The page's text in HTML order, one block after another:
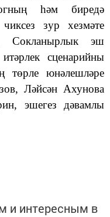
һәм биредә
зур хезмәте
Сокланырлык эш
сценарийны
төрле юнәлешләре
Ләйсән Ахунова
эшегез дәвамлы
и интересным в